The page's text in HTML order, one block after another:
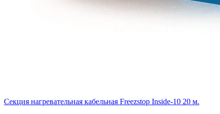
Секция нагревательная кабельная Freezstop Inside-10 20 м.